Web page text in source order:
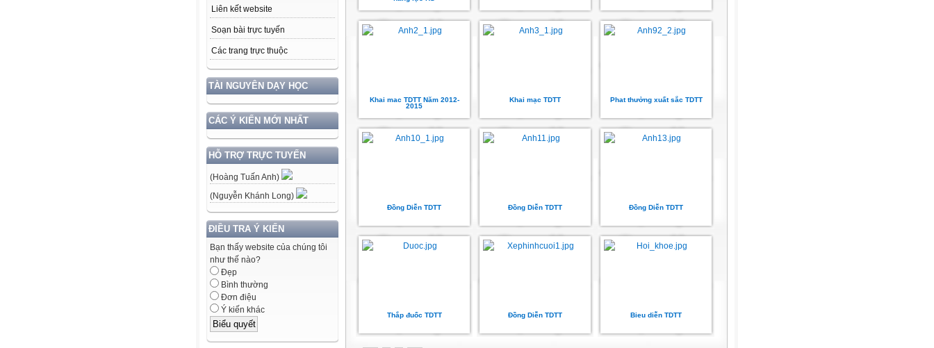
Liên kết website
Soạn bài trực tuyến
Các trang trực thuộc
TÀI NGUYÊN DẠY HỌC
CÁC Ý KIẾN MỚI NHẤT
HỖ TRỢ TRỰC TUYẾN
(Hoàng Tuấn Anh)
(Nguyễn Khánh Long)
ĐIỀU TRA Ý KIẾN
Bạn thấy website của chúng tôi
như thế nào?
Đẹp
Bình thường
Đơn điệu
Ý kiến khác
Khai mac TDTT Năm 2012-
2015
Khai mạc TDTT Phat thưởng xuất sắc TDTT
Đồng Diễn TDTT Đồng Diễn TDTT Đồng Diễn TDTT
Thắp đuốc TDTT Đồng Diễn TDTT Bieu diễn TDTT